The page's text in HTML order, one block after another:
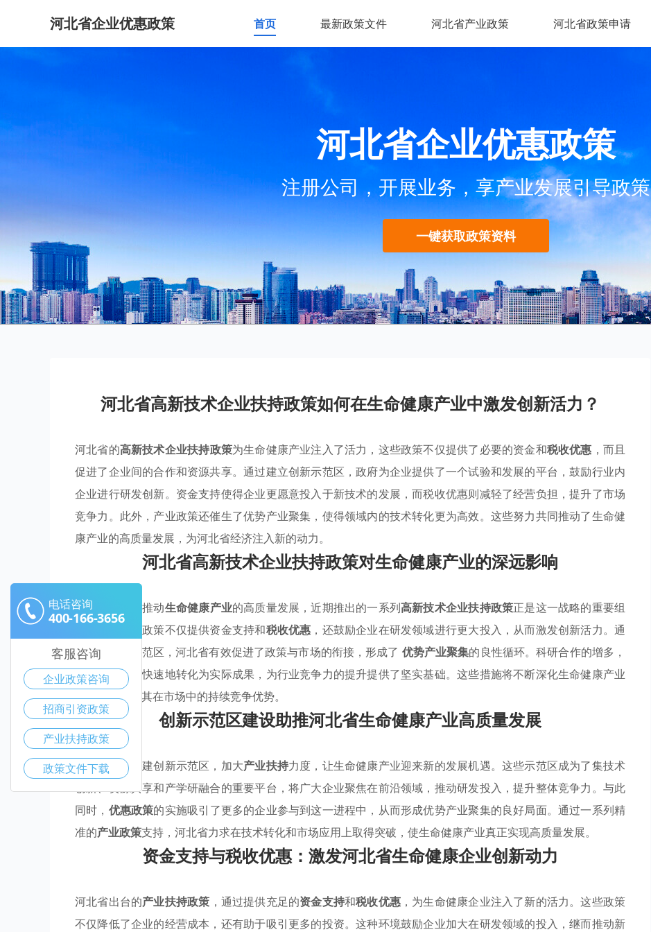
河北省企业优惠政策 首页 最新政策文件 河北省产业政策 河北省政策申请
河北省企业优惠政策
注册公司，开展业务，享产业发展引导政策
一键获取政策资料
河北省高新技术企业扶持政策如何在生命健康产业中激发创新活力？
河北省的高新技术企业扶持政策为生命健康产业注入了活力，这些政策不仅提供了必要的资金和税收优惠 ，而且
促进了企业间的合作和资源共享。通过建立创新示范区，政府为企业提供了一个试验和发展的平台，鼓励行业内
企业进行研发创新。资金支持使得企业更愿意投入于新技术的发展，而税收优惠则减轻了经营负担，提升了市场
竞争力。此外，产业政策还催生了优势产业聚集，使得领域内的技术转化更为高效。这些努力共同推动了生命健
康产业的高质量发展，为河北省经济注入新的动力。
河北省高新技术企业扶持政策对生命健康产业的深远影响
河北省致力于推动生命健康产业的高质量发展，近期推出的一系列高新技术企业扶持政策正是这一战略的重要组
成部分。这些政策不仅提供资金支持和税收优惠 ，还鼓励企业在研发领域进行更大投入，从而激发创新活力。通
过构建创新示范区，河北省有效促进了政策与市场的衔接，形成了 优势产业聚集的良性循环。科研合作的增多，
使得技术能更快速地转化为实际成果，为行业竞争力的提升提供了坚实基础。这些措施将不断深化生命健康产业
的发展，推动其在市场中的持续竞争优势。
创新示范区建设助推河北省生命健康产业高质量发展
河北省通过构建创新示范区，加大产业扶持力度，让生命健康产业迎来新的发展机遇。这些示范区成为了集技术
创新、资源共享和产学研融合的重要平台，将广大企业聚焦在前沿领域，推动研发投入，提升整体竞争力。与此
同时， 优惠政策的实施吸引了更多的企业参与到这一进程中，从而形成优势产业聚集的良好局面。通过一系列精
准的产业政策支持，河北省力求在技术转化和市场应用上取得突破，使生命健康产业真正实现高质量发展。
资金支持与税收优惠：激发河北省生命健康企业创新动力
河北省出台的产业扶持政策 ，通过提供充足的资金支持和税收优惠 ，为生命健康企业注入了新的活力。这些政策
不仅降低了企业的经营成本，还有助于吸引更多的投资。这种环境鼓励企业加大在研发领域的投入，继而推动新
电话咨询
400-166-3656
客服咨询
企业政策咨询
招商引资政策
产业扶持政策
政策文件下载